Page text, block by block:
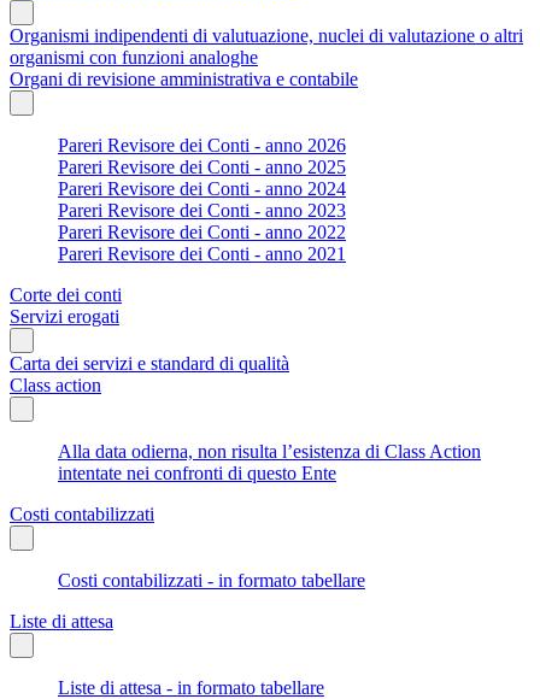
Organismi indipendenti di valutuazione, nuclei di valutazione o altri
organismi con funzioni analoghe
Organi di revisione amministrativa e contabile
Pareri Revisore dei Conti - anno 2026
Pareri Revisore dei Conti - anno 2025
Pareri Revisore dei Conti - anno 2024
Pareri Revisore dei Conti - anno 2023
Pareri Revisore dei Conti - anno 2022
Pareri Revisore dei Conti - anno 2021
Corte dei conti
Servizi erogati
Carta dei servizi e standard di qualità
Class action
Alla data odierna, non risulta l’esistenza di Class Action
intentate nei confronti di questo Ente
Costi contabilizzati
Costi contabilizzati - in formato tabellare
Liste di attesa
Liste di attesa - in formato tabellare